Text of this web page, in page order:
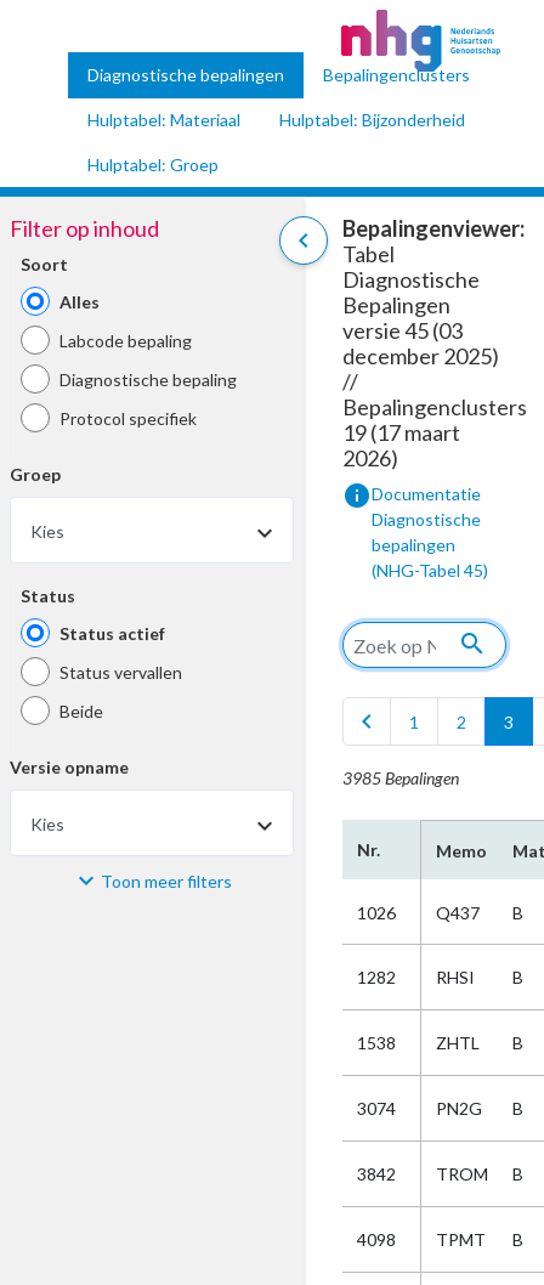
Diagnostische bepalingen Bepalingenclusters
Hulptabel: Materiaal Hulptabel: Bijzonderheid
Hulptabel: Groep
chevron_left
Filter op inhoud
Soort
Alles
Labcode bepaling
Diagnostische bepaling
Protocol specifiek
Groep
Kies
Status
Status actief
Status vervallen
Beide
Versie opname
Kies
Materiaal Toon meer filters
Bepalingenviewer:
Tabel
Diagnostische
Bepalingen
versie 45 (03
december 2025)
//
Bepalingenclusters
19 (17 maart
2026)
infoDocumentatie
Diagnostische
bepalingen
(NHG-Tabel 45)
search
chevron_left 1 2 3
3985 Bepalingen
Nr. Memo
1026 Q437 B
1282 RHSI B
1538 ZHTL B
3074 PN2G B
3842 TROM B
4098 TPMT B